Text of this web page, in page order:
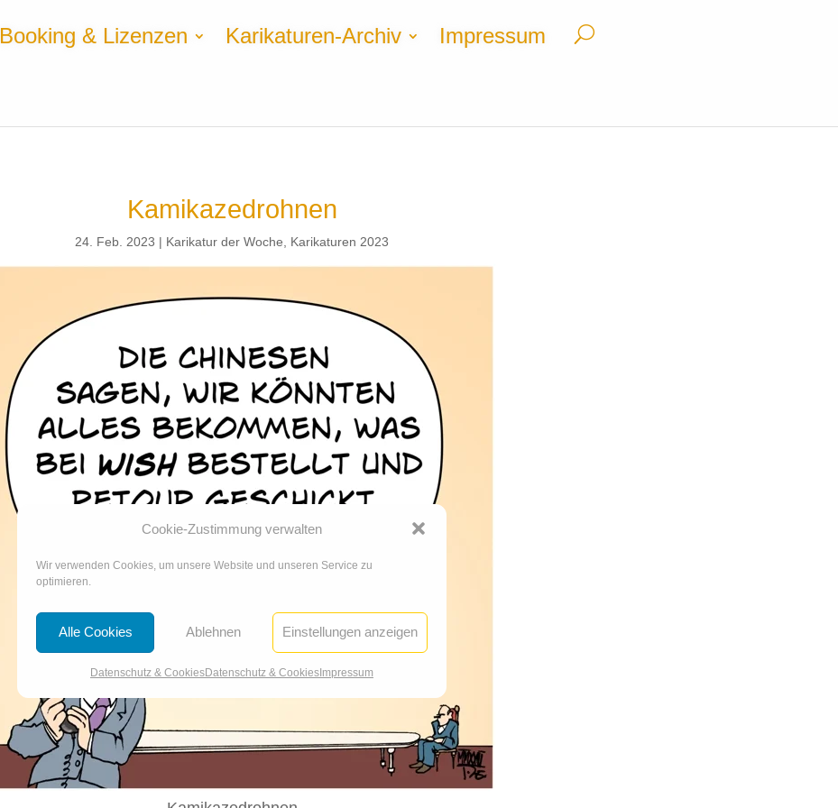
Cookie-Zustimmung verwalten
Wir verwenden Cookies, um unsere Website und unseren Service zu
optimieren.
Alle Cookies Ablehnen Einstellungen anzeigen
Datenschutz & CookiesDatenschutz & CookiesImpressum
Booking & Lizenzen Karikaturen-Archiv Impressum
Kamikazedrohnen
24. Feb. 2023 Karikatur der Woche, Karikaturen 2023